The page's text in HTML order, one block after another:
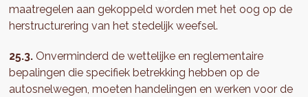
maatregelen aan gekoppeld worden met het oog op de
herstructurering van het stedelijk weefsel.
25.3. Onverminderd de wettelijke en reglementaire
bepalingen die specifiek betrekking hebben op de
autosnelwegen, moeten handelingen en werken voor de